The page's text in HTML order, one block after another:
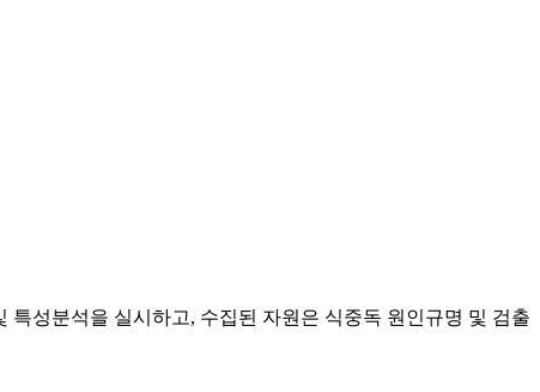
성분석을 실시하고, 수집된 자원은 식중독 원인규명 및 검출